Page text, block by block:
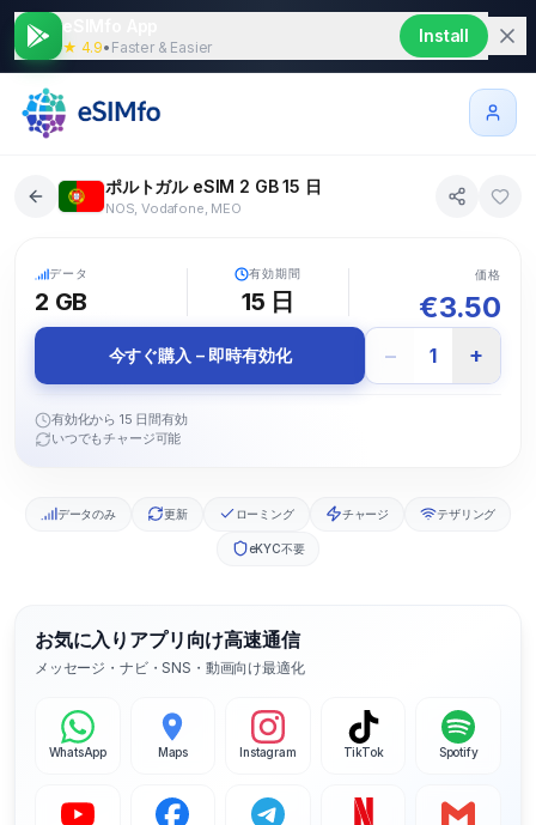
★ 4.9• Faster & Easier
Install
ポルトガル eSIM 2 GB 15 日
NOS, Vodafone, MEO
データ
2 GB
有効期間
15 日
価格
€3.50
今すぐ購入 – 即時有効化 − 1 +
有効化から 15 日間有効
いつでもチャージ可能
データのみ 更新 ローミング チャージ テザリング
eKYC不要
お気に入りアプリ向け高速通信
メッセージ・ナビ・SNS・動画向け最適化
WhatsApp Maps Instagram TikTok Spotify